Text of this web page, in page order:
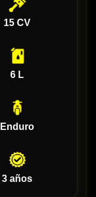
15 CV
6 L
Enduro
3 años